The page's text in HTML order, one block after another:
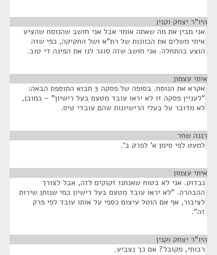
היו"ר יצחק וקנין
אני מבין את מה שאתה אומר אבל אני חושב שהנוסח שהציע
איתי משלים את הכוונות של רת"א ושל החקיקה, כפי שזה
הוצע בהתחלה. אני חושב שזה סוגר לנו את הפינה די טוב.
איתי עצמון
אקרא את הנוסח. בסופה של פסקה 3 תבוא התוספת הבאה:
"לעניין פסקה זו לא יראו עובד מטעם בעל רישיון" – כמובן,
לא מדובר על בעלי הרישיונות שהם עובדי טיס.
רננה שחר
למעט לפי סימן א' לפרק ב'.
איתי עצמון
נבדוק. אני לא בטוח שאנחנו זקוקים לזה, אבל לצורך
ההבהרה. "לא יראו עובד מטעם בעל רישיון כמי שנותן שירות
לציבור, אף אם הוטל עיצום כספי על אותו עובד לפי פרק
זה".
היו"ר יצחק וקנין
רבותי, מקובל? אם כך נצביע.